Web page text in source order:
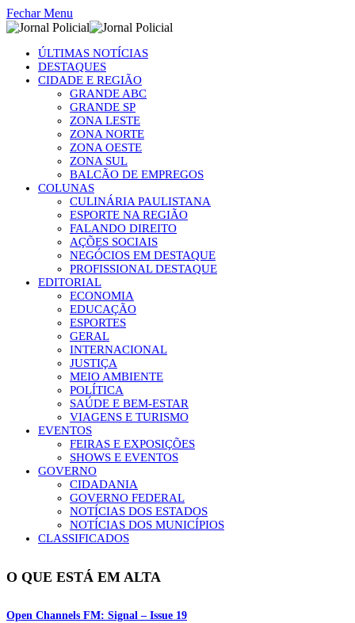
Fechar Menu
ÚLTIMAS NOTÍCIAS
DESTAQUES
CIDADE E REGIÃO
GRANDE ABC
GRANDE SP
ZONA LESTE
ZONA NORTE
ZONA OESTE
ZONA SUL
BALCÃO DE EMPREGOS
COLUNAS
CULINÁRIA PAULISTANA
ESPORTE NA REGIÃO
FALANDO DIREITO
AÇÕES SOCIAIS
NEGÓCIOS EM DESTAQUE
PROFISSIONAL DESTAQUE
EDITORIAL
ECONOMIA
EDUCAÇÃO
ESPORTES
GERAL
INTERNACIONAL
JUSTIÇA
MEIO AMBIENTE
POLÍTICA
SAÚDE E BEM-ESTAR
VIAGENS E TURISMO
EVENTOS
FEIRAS E EXPOSIÇÕES
SHOWS E EVENTOS
GOVERNO
CIDADANIA
GOVERNO FEDERAL
NOTÍCIAS DOS ESTADOS
NOTÍCIAS DOS MUNICÍPIOS
CLASSIFICADOS
O QUE ESTÁ EM ALTA
Open Channels FM: Signal – Issue 19